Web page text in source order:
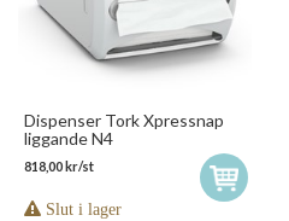
Dispenser Tork Xpressnap
liggande N4
818,00 kr/st
Slut i lager